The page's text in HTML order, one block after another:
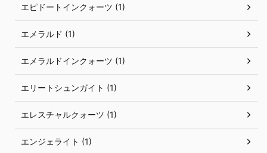
エピドートインクォーツ (1)
エメラルド (1)
エメラルドインクォーツ (1)
エリートシュンガイト (1)
エレスチャルクォーツ (1)
エンジェライト (1)